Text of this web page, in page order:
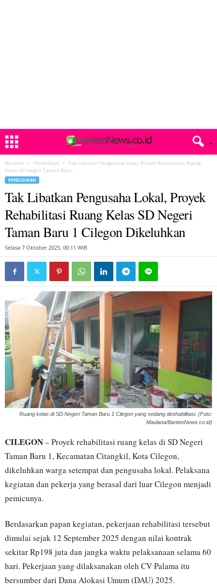
Beranda Pendidikan
Tak Libatkan Pengusaha Lokal, Proyek Rehabilitasi Ruang
Kelas SD Negeri Taman Baru...
PENDIDIKAN
Tak Libatkan Pengusaha Lokal, Proyek
Rehabilitasi Ruang Kelas SD Negeri
Taman Baru 1 Cilegon Dikeluhkan
Selasa 7 Oktober 2025, 00:11 WIB
Ruang kelas di SD Negeri Taman Baru 1 Cilegon yang sedang direhabilitasi. (Foto:
Maulana/BantenNews.co.id)
CILEGON– Proyek rehabilitasi ruang kelas di SD Negeri
Taman Baru 1, Kecamatan Citangkil, Kota Cilegon,
dikeluhkan warga setempat dan pengusaha lokal. Pelaksana
kegiatan dan pekerja yang berasal dari luar Cilegon menjadi
pemicunya.
Berdasarkan papan kegiatan, pekerjaan rehabilitasi tersebut
dimulai sejak 12 September 2025 dengan nilai kontrak
sekitar Rp198 juta dan jangka waktu pelaksanaan selama 60
hari. Pekerjaan yang dilaksanakan oleh CV Palama itu
bersumber dari Dana Alokasi Umum (DAU) 2025.